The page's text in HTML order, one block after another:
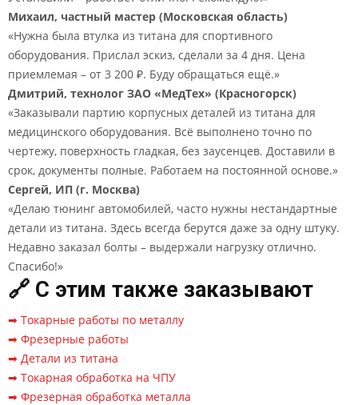
Михаил, частный мастер (Московская область)
«Нужна была втулка из титана для спортивного
оборудования. Прислал эскиз, сделали за 4 дня. Цена
приемлемая – от 3 200 ₽. Буду обращаться ещё.»
Дмитрий, технолог ЗАО «МедТех» (Красногорск)
«Заказывали партию корпусных деталей из титана для
медицинского оборудования. Всё выполнено точно по
чертежу, поверхность гладкая, без заусенцев. Доставили в
срок, документы полные. Работаем на постоянной основе.»
Сергей, ИП (г. Москва)
«Делаю тюнинг автомобилей, часто нужны нестандартные
детали из титана. Здесь всегда берутся даже за одну штуку.
Недавно заказал болты – выдержали нагрузку отлично.
Спасибо!»
🔗 С этим также заказывают
➡ Токарные работы по металлу
➡ Фрезерные работы
➡ Детали из титана
➡ Токарная обработка на ЧПУ
➡ Фрезерная обработка металла